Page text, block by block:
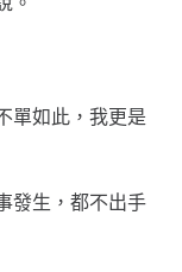
單如此，我更是
發生，都不出手